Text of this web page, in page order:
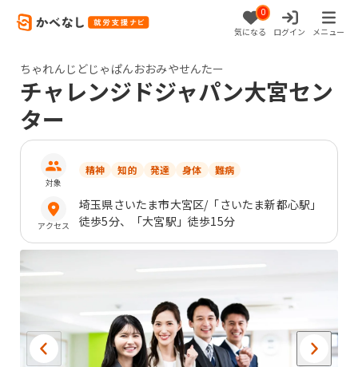
0
気になる ログイン メニュー
ちゃれんじどじゃぱんおおみやせんたー
チャレンジドジャパン大宮セン
ター
対象
精神 知的 発達 身体 難病
アクセス
埼玉県さいたま市大宮区/「さいたま新都心駅」
徒歩5分、「大宮駅」徒歩15分